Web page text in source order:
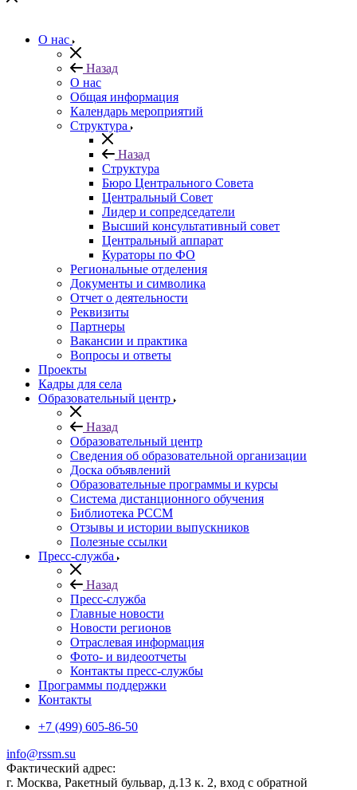
О нас
Назад
О нас
Общая информация
Календарь мероприятий
Структура
Назад
Структура
Бюро Центрального Совета
Центральный Совет
Лидер и сопредседатели
Высший консультативный совет
Центральный аппарат
Кураторы по ФО
Региональные отделения
Документы и символика
Отчет о деятельности
Реквизиты
Партнеры
Вакансии и практика
Вопросы и ответы
Проекты
Кадры для села
Образовательный центр
Назад
Образовательный центр
Сведения об образовательной организации
Доска объявлений
Образовательные программы и курсы
Система дистанционного обучения
Библиотека РССМ
Отзывы и истории выпускников
Полезные ссылки
Пресс-служба
Назад
Пресс-служба
Главные новости
Новости регионов
Отраслевая информация
Фото- и видеоотчеты
Контакты пресс-службы
Программы поддержки
Контакты
+7 (499) 605-86-50
info@rssm.su
Фактический адрес:
г. Москва, Ракетный бульвар, д.13 к. 2, вход с обратной